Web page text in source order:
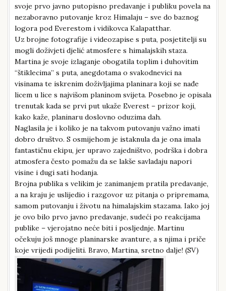
svoje prvo javno putopisno predavanje i publiku povela na
nezaboravno putovanje kroz Himalaju – sve do baznog
logora pod Everestom i vidikovca Kalapatthar.
Uz brojne fotografije i videozapise s puta, posjetitelji su
mogli doživjeti djelić atmosfere s himalajskih staza.
Martina je svoje izlaganje obogatila toplim i duhovitim
“štiklecima” s puta, anegdotama o svakodnevici na
visinama te iskrenim doživljajima planinara koji se nađe
licem u lice s najvišom planinom svijeta. Posebno je opisala
trenutak kada se prvi put ukaže Everest – prizor koji,
kako kaže, planinaru doslovno oduzima dah.
Naglasila je i koliko je na takvom putovanju važno imati
dobro društvo. S osmijehom je istaknula da je ona imala
fantastičnu ekipu, jer upravo zajedništvo, podrška i dobra
atmosfera često pomažu da se lakše savladaju napori
visine i dugi sati hodanja.
Brojna publika s velikim je zanimanjem pratila predavanje,
a na kraju je uslijedio i razgovor uz pitanja o pripremama,
samom putovanju i životu na himalajskim stazama. Iako joj
je ovo bilo prvo javno predavanje, sudeći po reakcijama
publike – vjerojatno neće biti i posljednje. Martinu
očekuju još mnoge planinarske avanture, a s njima i priče
koje vrijedi podijeliti. Bravo, Martina, sretno dalje! (SV)